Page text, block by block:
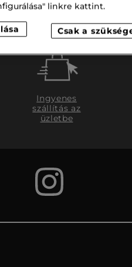
Ingyenes
szállítás az
üzletbe
linkre kattint.
Csak a